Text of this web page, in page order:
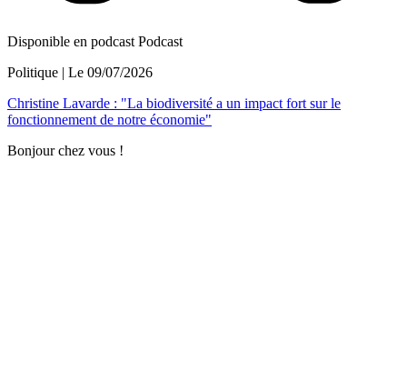
Disponible en podcast Podcast
Politique | Le 09/07/2026
Christine Lavarde : "La biodiversité a un impact fort sur le
fonctionnement de notre économie"
Bonjour chez vous !